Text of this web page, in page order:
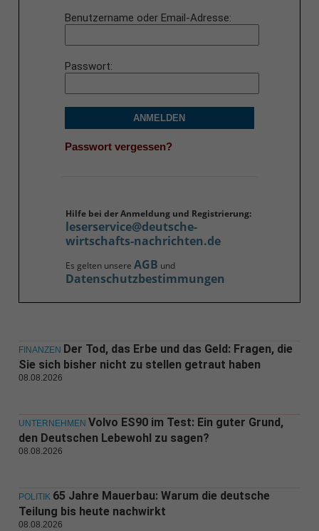
Benutzername oder Email-Adresse
Passwort
ANMELDEN
Passwort vergessen?
Hilfe bei der Anmeldung und Registrierung:
leserservice@deutsche-
wirtschafts-nachrichten.de
Es gelten unsere AGB und
Datenschutzbestimmungen
FINANZEN Der Tod, das Erbe und das Geld: Fragen, die
Sie sich bisher nicht zu stellen getraut haben
08.08.2026
UNTERNEHMEN Volvo ES90 im Test: Ein guter Grund,
den Deutschen Lebewohl zu sagen?
08.08.2026
POLITIK 65 Jahre Mauerbau: Warum die deutsche
Teilung bis heute nachwirkt
08.08.2026